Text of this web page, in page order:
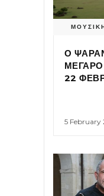
Ο
ΜΕΓΑΡΟ
22
5 February